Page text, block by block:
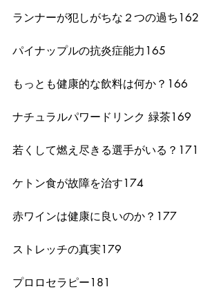
ランナーが犯しがちな２つの過ち162
パイナップルの抗炎症能力165
もっとも健康的な飲料は何か？166
ナチュラルパワードリンク 緑茶169
若くして燃え尽きる選手がいる？171
ケトン食が故障を治す174
赤ワインは健康に良いのか？177
ストレッチの真実179
プロロセラピー181